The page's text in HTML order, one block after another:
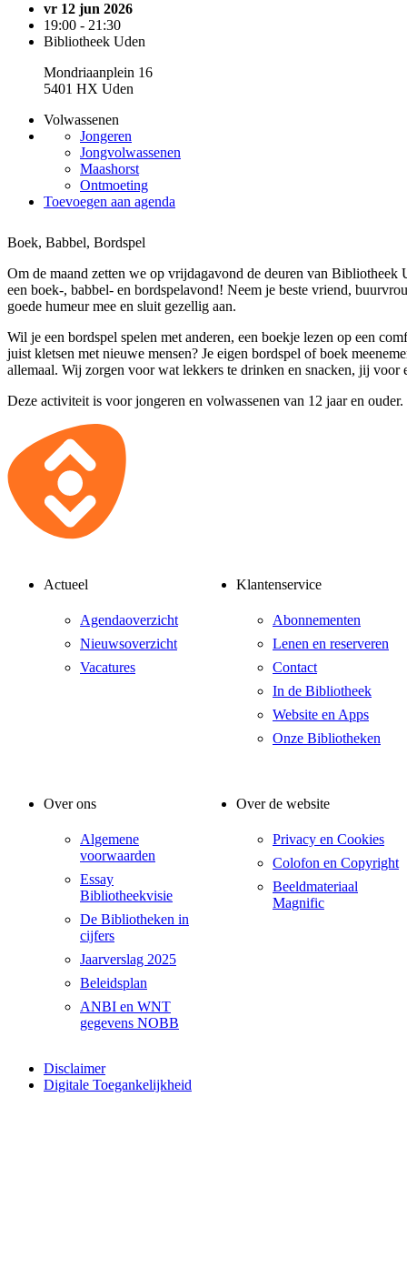
vr 12 jun 2026
19:00 - 21:30
Bibliotheek Uden
Mondriaanplein 16
5401 HX Uden
Volwassenen
Jongeren
Jongvolwassenen
Maashorst
Ontmoeting
Toevoegen aan agenda
Boek, Babbel, Bordspel
Om de maand zetten we op vrijdagavond de deuren van Bibliotheek
een boek-, babbel- en bordspelavond! Neem je beste vriend,
goede humeur mee en sluit gezellig aan.
Wil je een bordspel spelen met anderen, een boekje lezen op een
juist kletsen met nieuwe mensen? Je eigen bordspel of boek
allemaal. Wij zorgen voor wat lekkers te drinken en snacken, jij voor
Deze activiteit is voor jongeren en volwassenen van 12 jaar en ouder.
Actueel
Agendaoverzicht
Nieuwsoverzicht
Vacatures
Klantenservice
Abonnementen
Lenen en reserveren
Contact
In de Bibliotheek
Website en Apps
Onze Bibliotheken
Over ons
Algemene
voorwaarden
Essay
Bibliotheekvisie
De Bibliotheken in
cijfers
Jaarverslag 2025
Beleidsplan
ANBI en WNT
gegevens NOBB
Over de website
Privacy en Cookies
Colofon en Copyright
Beeldmateriaal
Magnific
Disclaimer
Digitale Toegankelijkheid